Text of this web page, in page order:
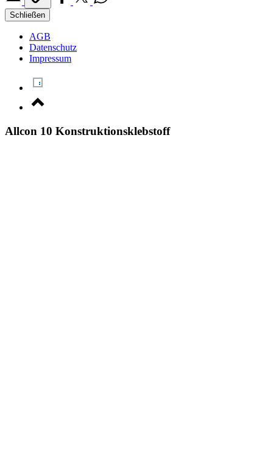
Schließen
AGB
Datenschutz
Impressum
Allcon 10 Konstruktionsklebstoff